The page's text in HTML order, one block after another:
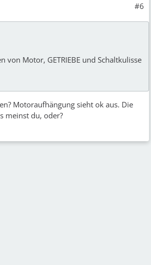
#6
Motor, GETRIEBE und Schaltkulisse
Motoraufhängung sieht ok aus. Die
meinst du, oder?